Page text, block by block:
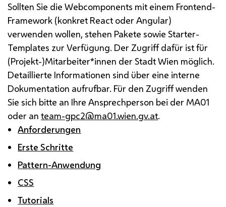
Sollten Sie die Webcomponents mit einem Frontend-
Framework (konkret React oder Angular)
verwenden wollen, stehen Pakete sowie Starter-
Templates zur Verfügung. Der Zugriff dafür ist für
(Projekt-)Mitarbeiter*innen der Stadt Wien möglich.
Detaillierte Informationen sind über eine interne
Dokumentation aufrufbar. Für den Zugriff wenden
Sie sich bitte an Ihre Ansprechperson bei der MA01
oder an team-gpc2@ma01.wien.gv.at.
Anforderungen
Erste Schritte
Pattern-Anwendung
CSS
Tutorials